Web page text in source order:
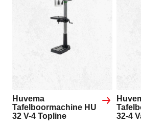
Huvema
Tafelboormachine HU
32 V-4 Topline
32-4